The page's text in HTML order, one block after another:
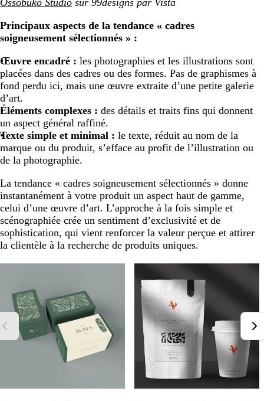
Ossobüko Studio sur 99designs par Vista
Principaux aspects de la tendance « cadres
soigneusement sélectionnés » :
Œuvre encadré : les photographies et les illustrations sont
placées dans des cadres ou des formes. Pas de graphismes à
fond perdu ici, mais une œuvre extraite d’une petite galerie
d’art.
Éléments complexes : des détails et traits fins qui donnent
un aspect général raffiné.
Texte simple et minimal : le texte, réduit au nom de la
marque ou du produit, s’efface au profit de l’illustration ou
de la photographie.
La tendance « cadres soigneusement sélectionnés » donne
instantanément à votre produit un aspect haut de gamme,
celui d’une œuvre d’art. L’approche à la fois simple et
scénographiée crée un sentiment d’exclusivité et de
sophistication, qui vient renforcer la valeur perçue et attirer
la clientèle à la recherche de produits uniques.